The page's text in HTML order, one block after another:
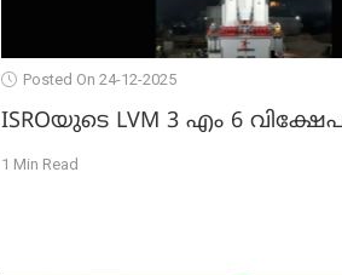
Posted On 24-12-2025
ISROയുടെ LVM 3 എം 6
1 Min Read